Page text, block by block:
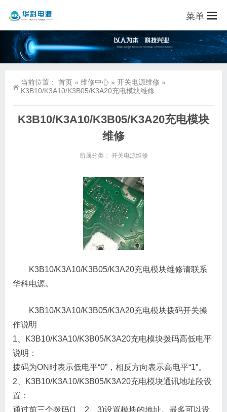
菜单
当前位置： 首页 » 维修中心 » 开关电源维修 »
K3B10/K3A10/K3B05/K3A20充电模块维修
K3B10/K3A10/K3B05/K3A20充电模块
维修
所属分类： 开关电源维修
K3B10/K3A10/K3B05/K3A20充电模块维修请联系
华科电源。
K3B10/K3A10/K3B05/K3A20充电模块拨码开关操
作说明
1、K3B10/K3A10/K3B05/K3A20充电模块拨码高低电平
说明：
拨码为ON时表示低电平“0”，相反方向表示高电平“1”。
2、K3B10/K3A10/K3B05/K3A20充电模块通讯地址段设
置：
通过前三个拨码(1、2、3)设置模块的地址。最多可以设